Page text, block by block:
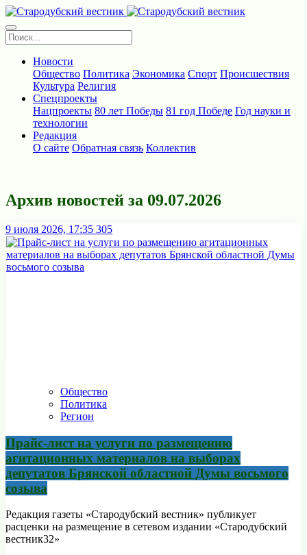
Новости
Общество Политика Экономика Спорт Происшествия
Культура Религия
Спецпроекты
Нацпроекты 80 лет Победы 81 год Победе Год науки и
технологии
Редакция
О сайте Обратная связь Коллектив
Архив новостей за 09.07.2026
9 июля 2026, 17:35 305
Общество
Политика
Регион
Прайс-лист на услуги по размещению
агитационных материалов на выборах
депутатов Брянской областной Думы восьмого
созыва
Редакция газеты «Стародубский вестник» публикует
расценки на размещение в сетевом издании «Стародубский
вестник32»